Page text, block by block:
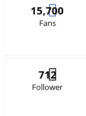
15,700
Fans
712
Follower